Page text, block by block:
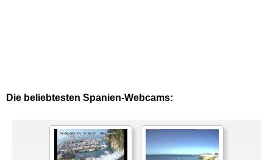
Die beliebtesten Spanien-Webcams: